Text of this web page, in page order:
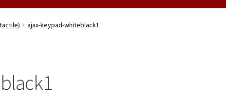
de la commande Boutique
ajax-keypad-whiteblack1